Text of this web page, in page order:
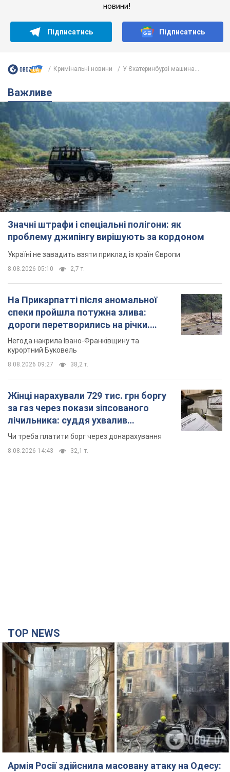
новини!
Підписатись Підписатись
Кримінальні новини У Єкатеринбурзі машина...
Важливе
Значні штрафи і спеціальні полігони: як
проблему джипінгу вирішують за кордоном
Україні не завадить взяти приклад із країн Європи
8.08.2026 05:10 2,7 т.
На Прикарпатті після аномальної
спеки пройшла потужна злива:
дороги перетворились на річки.
Відео
Негода накрила Івано-Франківщину та
курортний Буковель
8.08.2026 09:27 38,2 т.
Жінці нарахували 729 тис. грн боргу
за газ через покази зіпсованого
лічильника: суддя ухвалив
неочікуване рішення
Чи треба платити борг через донарахування
8.08.2026 14:43 32,1 т.
TOP NEWS
Армія Росії здійснила масовану атаку на Одесу: